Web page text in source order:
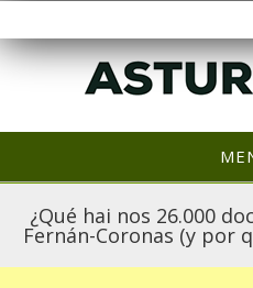
¿Qué hai nos 26.000
Fernán-Coronas (y por